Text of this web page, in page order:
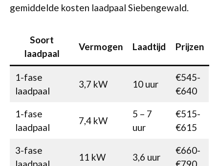
gemiddelde kosten laadpaal Siebengewald.
Soort
laadpaal
Vermogen Laadtijd Prijzen
1-fase
laadpaal
3,7 kW 10 uur
€545-
€640
1-fase
laadpaal
7,4 kW
5 – 7
uur
€515-
€615
3-fase
11 kW 3,6 uur
€660-